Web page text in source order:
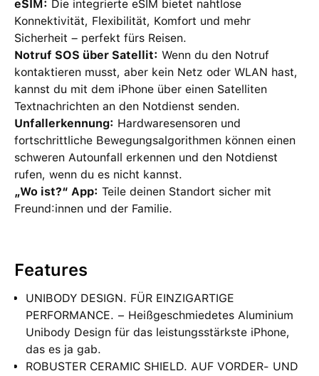
eSIM: Die integrierte eSIM bietet nahtlose
Konnektivität, Flexibilität, Komfort und mehr
Sicherheit – perfekt fürs Reisen.
Notruf SOS über Satellit: Wenn du den Notruf
kontaktieren musst, aber kein Netz oder WLAN hast,
kannst du mit dem iPhone über einen Satelliten
Textnachrichten an den Notdienst senden.
Unfallerkennung: Hardwaresensoren und
fortschrittliche Bewegungsalgorithmen können einen
schweren Autounfall erkennen und den Notdienst
rufen, wenn du es nicht kannst.
„Wo ist?“ App: Teile deinen Standort sicher mit
Freund:innen und der Familie.
Features
UNIBODY DESIGN. FÜR EINZIGARTIGE
PERFORMANCE. − Heißgeschmiedetes Aluminium
Unibody Design für das leistungsstärkste iPhone,
das es ja gab.
ROBUSTER CERAMIC SHIELD. AUF VORDER- UND